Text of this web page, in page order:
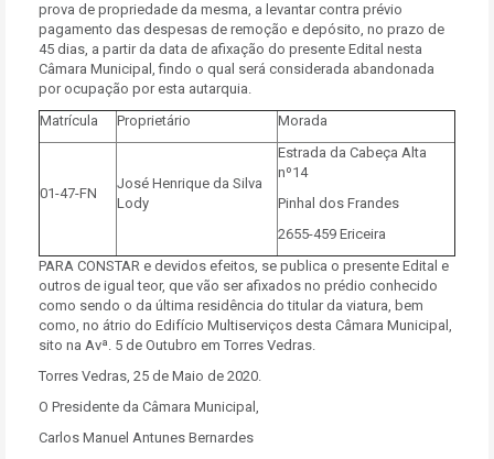
prova de propriedade da mesma, a levantar contra prévio
pagamento das despesas de remoção e depósito, no prazo de
45 dias, a partir da data de afixação do presente Edital nesta
Câmara Municipal, findo o qual será considerada abandonada
por ocupação por esta autarquia.
Matrícula
Proprietário Morada
01-47-FN
José Henrique da Silva
Lody
Estrada da Cabeça Alta
nº14
Pinhal dos Frandes
2655-459 Ericeira
PARA CONSTAR e devidos efeitos, se publica o presente Edital e
outros de igual teor, que vão ser afixados no prédio conhecido
como sendo o da última residência do titular da viatura, bem
como, no átrio do Edifício Multiserviços desta Câmara Municipal,
sito na Avª. 5 de Outubro em Torres Vedras.
Torres Vedras, 25 de Maio de 2020.
O Presidente da Câmara Municipal,
Carlos Manuel Antunes Bernardes